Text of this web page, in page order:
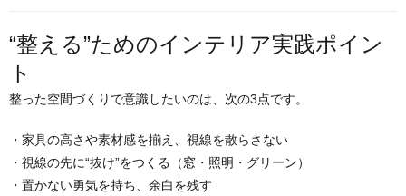
“整える”ためのインテリア実践ポイン
ト
整った空間づくりで意識したいのは、次の3点です。
・家具の高さや素材感を揃え、視線を散らさない
・視線の先に“抜け”をつくる（窓・照明・グリーン）
・置かない勇気を持ち、余白を残す